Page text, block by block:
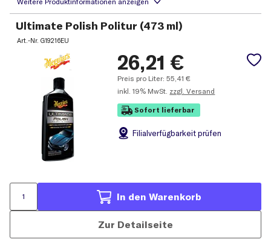
Ultimate Polish Politur (473 ml)
Art.-Nr.G19216EU
26,21 €
Preis pro Liter:55,41 €
inkl. 19% MwSt. zzgl. Versand
Sofort lieferbar
Filialverfügbarkeit prüfen
In den Warenkorb
Zur Detailseite